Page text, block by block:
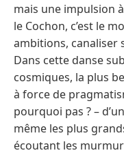
mais une impulsion
le Cochon, c’est le
ambitions, canaliser
Dans cette danse
cosmiques, la plus
à force de
pourquoi pas ? –
même les plus
écoutant les